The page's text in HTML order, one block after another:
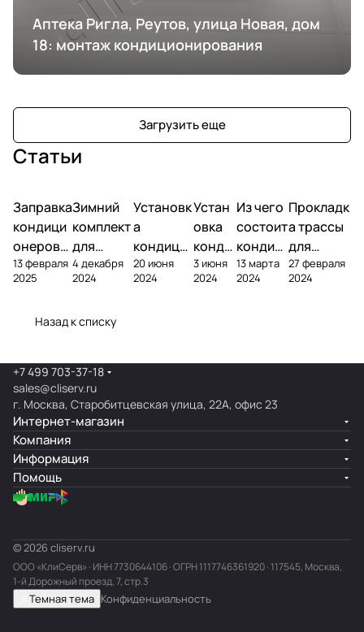
Аптека Ригла, Реутов, улица Новая, дом
18: монтаж кондиционирования
Загрузить еще
Статьи
Заправка
кондици
онеров
фреоном
13 февраля
2025
Зимний
комплект
для
кондици
онера
4 декабря
2024
Установк
а
кондици
онера на
фасаде
20 июня
2024
Устан
овка
конди
ционе
ра
3 июня
2024
Из чего
состоит
кондиц
ионер?
13 марта
2024
Прокладк
а трассы
для
кондицио
нера
27 февраля
2024
Назад к списку
+7 499 703-37-18
sales@cliserv.ru
г. Москва, Старобитцевская улица, 22А, офис 23
Интернет-магазин
Компания
Информация
Помощь
© 2026 cliserv.ru
ООО «КлиСерв» · ИНН7730644106· ОГРН 1117746361920 · 117545, Москва,
1-й Дорожный проезд, 7, стр.3
Темная тема Конфиденциальность